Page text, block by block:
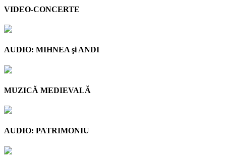
VIDEO-CONCERTE
AUDIO: MIHNEA şi ANDI
MUZICĂ MEDIEVALĂ
AUDIO: PATRIMONIU